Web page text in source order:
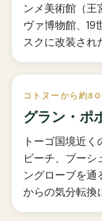
ンメ美術館（王
ヴァ博物館、19
スクに改装され
コトヌーから約
グラン・ポ
トーゴ国境近く
ビーチ、ブーシ
ングローブを通
からの気分転換